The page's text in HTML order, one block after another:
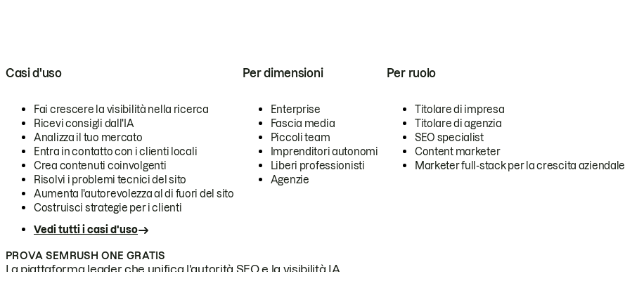
Casi d'uso
Fai crescere la visibilità nella ricerca
Ricevi consigli dall'IA
Analizza il tuo mercato
Entra in contatto con i clienti locali
Crea contenuti coinvolgenti
Risolvi i problemi tecnici del sito
Aumenta l'autorevolezza al di fuori del sito
Costruisci strategie per i clienti
Vedi tutti i casi d'uso
Per dimensioni
Enterprise
Fascia media
Piccoli team
Imprenditori autonomi
Liberi professionisti
Agenzie
Per ruolo
Titolare di impresa
Titolare di agenzia
SEO specialist
Content marketer
Marketer full-stack per la crescita aziendale
PROVA SEMRUSH ONE GRATIS
La piattaforma leader che unifica l'autorità SEO e la visibilità IA.